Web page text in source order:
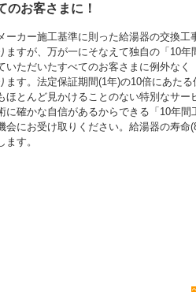
のお客さまに！
ーカー施工基準に則った給湯器の交換工
ますが、万が一にそなえて独自の「10年
いただいたすべてのお客さまに例外なく
ます。法定保証期間(1年)の10倍にあた
ほとんど見かけることのない特別なサー
に確かな自信があるからできる「10年間
会にお受け取りください。給湯器の寿命
ます。